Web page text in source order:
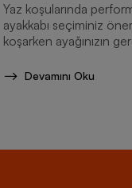
Yaz koşularında
ayakkabı seçiminiz
koşarken ayağınızın
Devamını Oku